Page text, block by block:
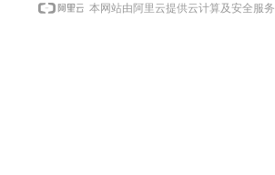
本网站由阿里云提供云计算及安全服务